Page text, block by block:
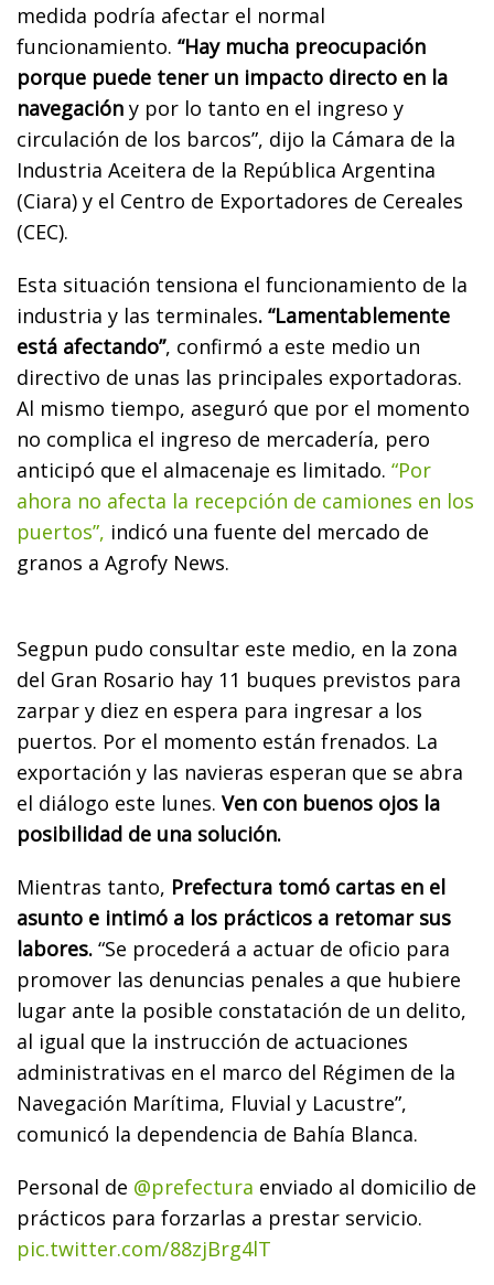
medida podría afectar el normal
funcionamiento. “Hay mucha preocupación
porque puede tener un impacto directo en la
navegación y por lo tanto en el ingreso y
circulación de los barcos”, dijo la Cámara de la
Industria Aceitera de la República Argentina
(Ciara) y el Centro de Exportadores de Cereales
(CEC).
Esta situación tensiona el funcionamiento de la
industria y las terminales. “Lamentablemente
está afectando”, confirmó a este medio un
directivo de unas las principales exportadoras.
Al mismo tiempo, aseguró que por el momento
no complica el ingreso de mercadería, pero
anticipó que el almacenaje es limitado. “Por
ahora no afecta la recepción de camiones en los
puertos”, indicó una fuente del mercado de
granos a Agrofy News.
Segpun pudo consultar este medio, en la zona
del Gran Rosario hay 11 buques previstos para
zarpar y diez en espera para ingresar a los
puertos. Por el momento están frenados. La
exportación y las navieras esperan que se abra
el diálogo este lunes. Ven con buenos ojos la
posibilidad de una solución.
Mientras tanto, Prefectura tomó cartas en el
asunto e intimó a los prácticos a retomar sus
labores. “Se procederá a actuar de oficio para
promover las denuncias penales a que hubiere
lugar ante la posible constatación de un delito,
al igual que la instrucción de actuaciones
administrativas en el marco del Régimen de la
Navegación Marítima, Fluvial y Lacustre”,
comunicó la dependencia de Bahía Blanca.
Personal de @prefectura enviado al domicilio de
prácticos para forzarlas a prestar servicio.
pic.twitter.com/88zjBrg4lT